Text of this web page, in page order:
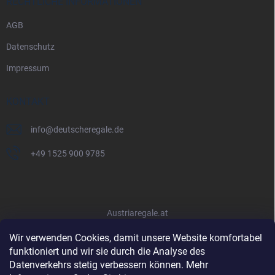
Wir verwenden Cookies, damit unsere Website komfortabel
funktioniert und wir sie durch die Analyse des
Datenverkehrs stetig verbessern können. Mehr
AGB
Datenschutz
Impressum
KONTAKT
info@deutscheregale.de
+49 1525 900 9785
Austriaregale.at